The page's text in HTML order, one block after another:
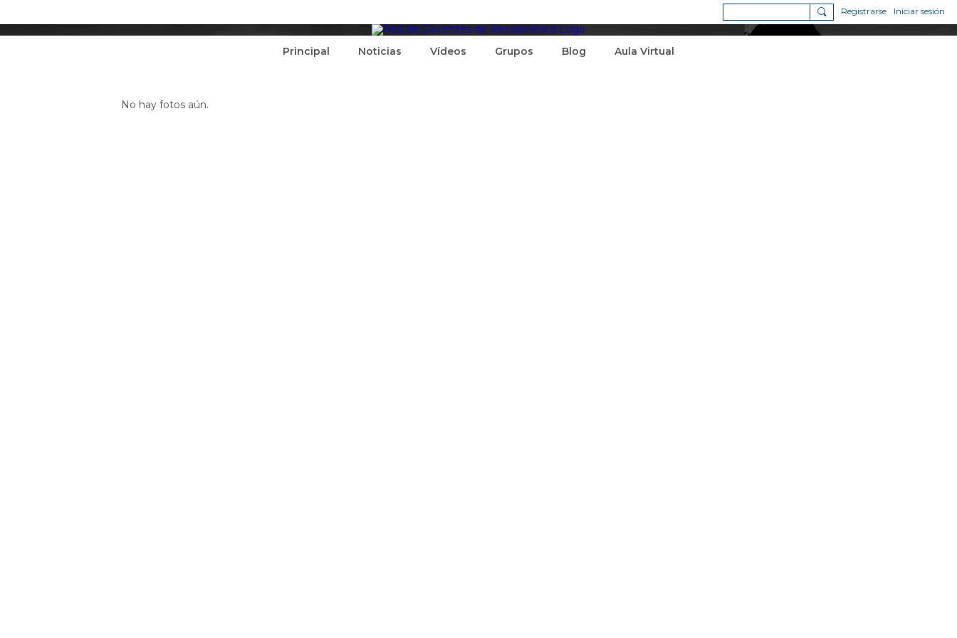
Registrarse Iniciar sesión
Principal Noticias Vídeos Grupos Blog Aula Virtual
No hay fotos aún.